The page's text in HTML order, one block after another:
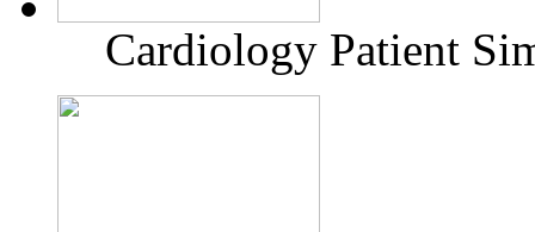
Cardiology Patient